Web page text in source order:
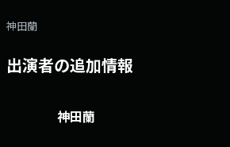
神田蘭
出演者の追加情報
神田蘭